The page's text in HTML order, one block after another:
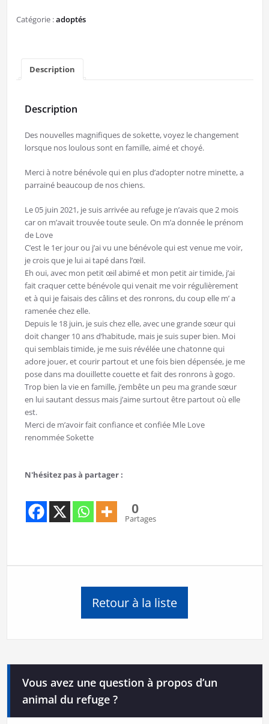
Catégorie :adoptés
Description
Description
Des nouvelles magnifiques de sokette, voyez le changement
lorsque nos loulous sont en famille, aimé et choyé.
Merci à notre bénévole qui en plus d’adopter notre minette, a
parrainé beaucoup de nos chiens.
Le 05 juin 2021, je suis arrivée au refuge je n’avais que 2 mois
car on m’avait trouvée toute seule. On m’a donnée le prénom
de Love
C’est le 1er jour ou j’ai vu une bénévole qui est venue me voir,
je crois que je lui ai tapé dans l’œil.
Eh oui, avec mon petit œil abimé et mon petit air timide, j’ai
fait craquer cette bénévole qui venait me voir régulièrement
et à qui je faisais des câlins et des ronrons, du coup elle m’ a
ramenée chez elle.
Depuis le 18 juin, je suis chez elle, avec une grande sœur qui
doit changer 10 ans d’habitude, mais je suis super bien. Moi
qui semblais timide, je me suis révélée une chatonne qui
adore jouer, et courir partout et une fois bien dépensée, je me
pose dans ma douillette couette et fait des ronrons à gogo.
Trop bien la vie en famille, j’embête un peu ma grande sœur
en lui sautant dessus mais j’aime surtout être partout où elle
est.
Merci de m’avoir fait confiance et confiée Mle Love
renommée Sokette
N'hésitez pas à partager :
0
Partages
Retour à la liste
Vous avez une question à propos d’un
animal du refuge ?